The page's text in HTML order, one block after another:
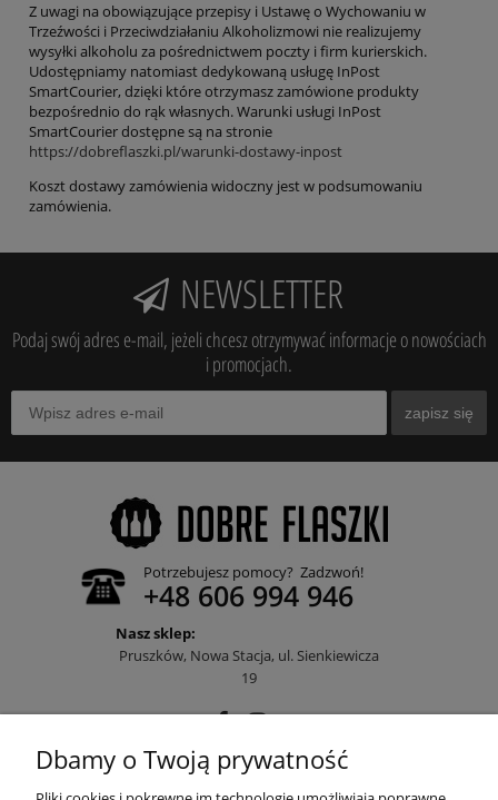
Z uwagi na obowiązujące przepisy i Ustawę o Wychowaniu w
Trzeźwości i Przeciwdziałaniu Alkoholizmowi nie realizujemy
wysyłki alkoholu za pośrednictwem poczty i firm kurierskich.
Udostępniamy natomiast dedykowaną usługę InPost
SmartCourier, dzięki które otrzymasz zamówione produkty
bezpośrednio do rąk własnych. Warunki usługi InPost
SmartCourier dostępne są na stronie
https://dobreflaszki.pl/warunki-dostawy-inpost
Koszt dostawy zamówienia widoczny jest w podsumowaniu
zamówienia.
NEWSLETTER
Podaj swój adres e-mail, jeżeli chcesz otrzymywać informacje o nowościach
i promocjach.
zapisz się
Potrzebujesz pomocy? Zadzwoń!
+48 606 994 946
Nasz sklep:
Pruszków, Nowa Stacja, ul. Sienkiewicza
19
Dbamy o Twoją prywatność